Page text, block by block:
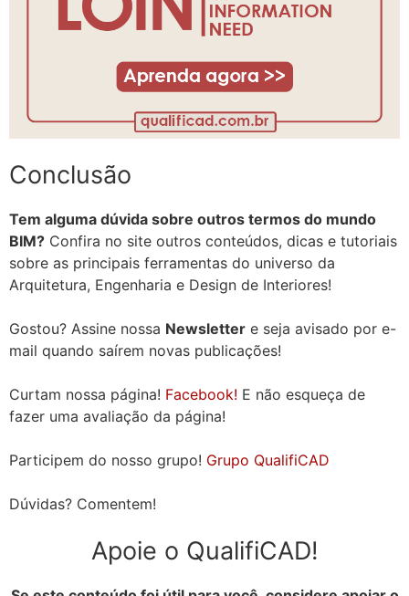
Conclusão
Tem alguma dúvida sobre outros termos do mundo
BIM? Confira no site outros conteúdos, dicas e tutoriais
sobre as principais ferramentas do universo da
Arquitetura, Engenharia e Design de Interiores!
Gostou? Assine nossa Newsletter e seja avisado por e-
mail quando saírem novas publicações!
Curtam nossa página! Facebook! E não esqueça de
fazer uma avaliação da página!
Participem do nosso grupo! Grupo QualifiCAD
Dúvidas? Comentem!
Apoie o QualifiCAD!